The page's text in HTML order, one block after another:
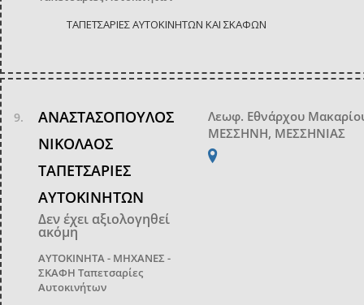
ΤΑΠΕΤΣΑΡΙΕΣ ΑΥΤΟΚΙΝΗΤΩΝ ΚΑΙ ΣΚΑΦΩΝ
ΑΝΑΣΤΑΣΟΠΟΥΛΟΣ
ΝΙΚΟΛΑΟΣ
ΤΑΠΕΤΣΑΡΙΕΣ
ΑΥΤΟΚΙΝΗΤΩΝ
Δεν έχει αξιολογηθεί
ακόμη
ΑΥΤΟΚΙΝΗΤΑ - ΜΗΧΑΝΕΣ -
ΣΚΑΦΗ Ταπετσαρίες
Αυτοκινήτων
Λεωφ. Εθνάρχου
ΜΕΣΣΗΝΗ, ΜΕΣΣΗΝΙΑΣ